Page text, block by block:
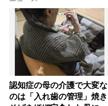
認知症の母の介護で大変な
のは「入れ歯の管理」焼き